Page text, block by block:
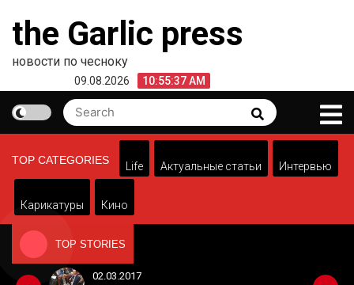
content
the Garlic press
новости по чесноку
09.08.2026 10:55:37 AM
Search
for:
Search
TOP CATEGORIES
Life Актуальные статьи Интервью
Карикатуры Кино
TOP STORIES
02.03.2017